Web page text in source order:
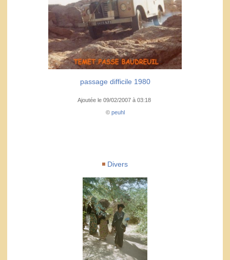
passage difficile 1980
Ajoutée le 09/02/2007 à 03:18
© peuhl
Divers